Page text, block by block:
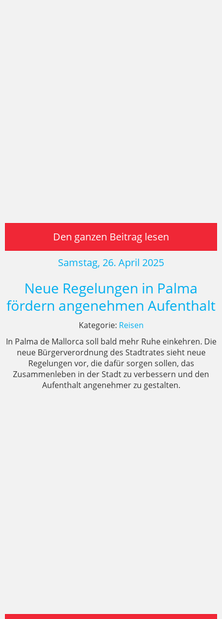
Den ganzen Beitrag lesen
Samstag, 26. April 2025
Neue Regelungen in Palma
fördern angenehmen Aufenthalt
Kategorie: Reisen
In Palma de Mallorca soll bald mehr Ruhe einkehren. Die
neue Bürgerverordnung des Stadtrates sieht neue
Regelungen vor, die dafür sorgen sollen, das
Zusammenleben in der Stadt zu verbessern und den
Aufenthalt angenehmer zu gestalten.